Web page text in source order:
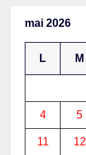
mai 2026
L M
4 5
11 12